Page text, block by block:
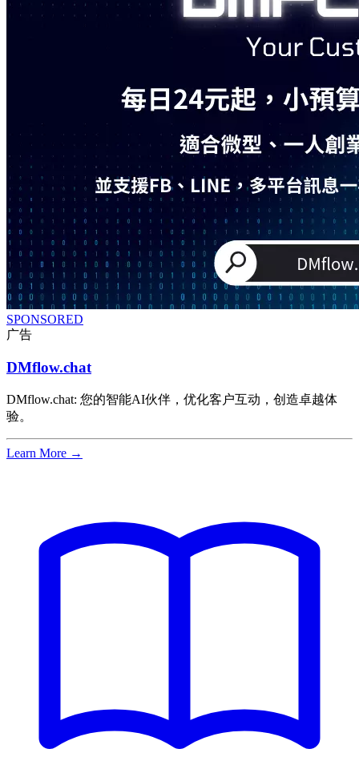
SPONSORED
广告
DMflow.chat
DMflow.chat: 您的智能AI伙伴，优化客户互动，创造卓越体
验。
Learn More →